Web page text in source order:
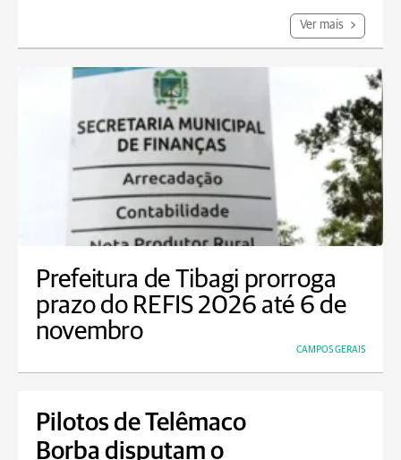
Ver mais
Prefeitura de Tibagi prorroga
prazo do REFIS 2026 até 6 de
novembro
CAMPOS GERAIS
Pilotos de Telêmaco
Borba disputam o